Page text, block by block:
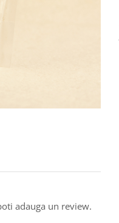
adauga un review.